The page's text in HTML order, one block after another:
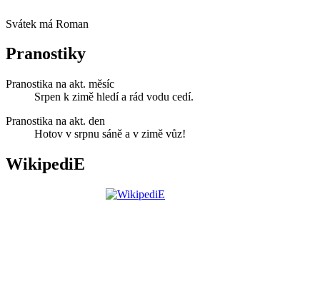
Svátek má Roman
Pranostiky
Pranostika na akt. měsíc
Srpen k zimě hledí a rád vodu cedí.
Pranostika na akt. den
Hotov v srpnu sáně a v zimě vůz!
WikipediE